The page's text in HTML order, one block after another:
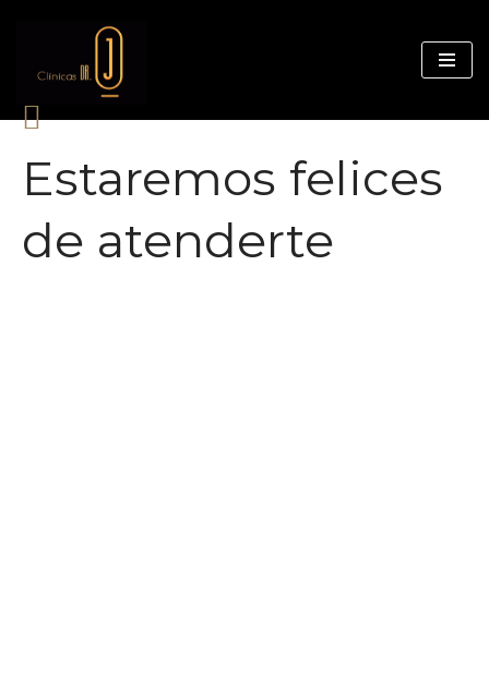
contenido
Estaremos felices
de atenderte